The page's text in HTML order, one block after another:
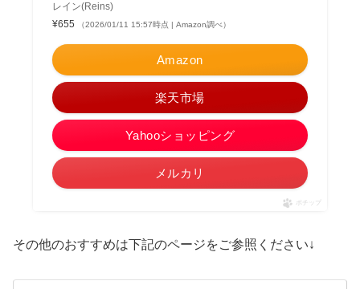
レイン(Reins)
¥655
（2026/01/11 15:57時点 | Amazon調べ）
Amazon
楽天市場
Yahooショッピング
メルカリ
ポチップ
その他のおすすめは下記のページをご参照ください↓